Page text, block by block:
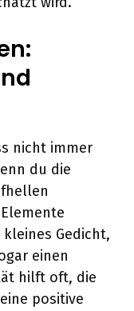
nicht immer
du die
Gedicht,
einen
hilft oft, die
positive